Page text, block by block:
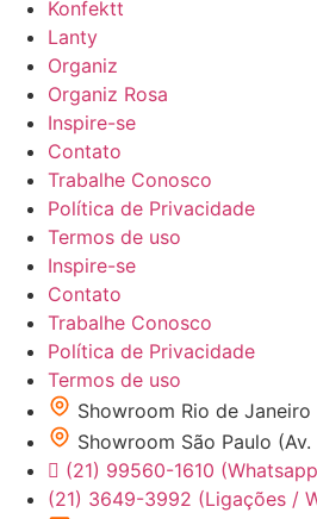
Konfektt
Lanty
Organiz
Organiz Rosa
Inspire-se
Contato
Trabalhe Conosco
Política de Privacidade
Termos de uso
Inspire-se
Contato
Trabalhe Conosco
Política de Privacidade
Termos de uso
Showroom Rio de
Showroom São Paulo
(21) 99560-1610
(21) 3649-3992 (Ligações /